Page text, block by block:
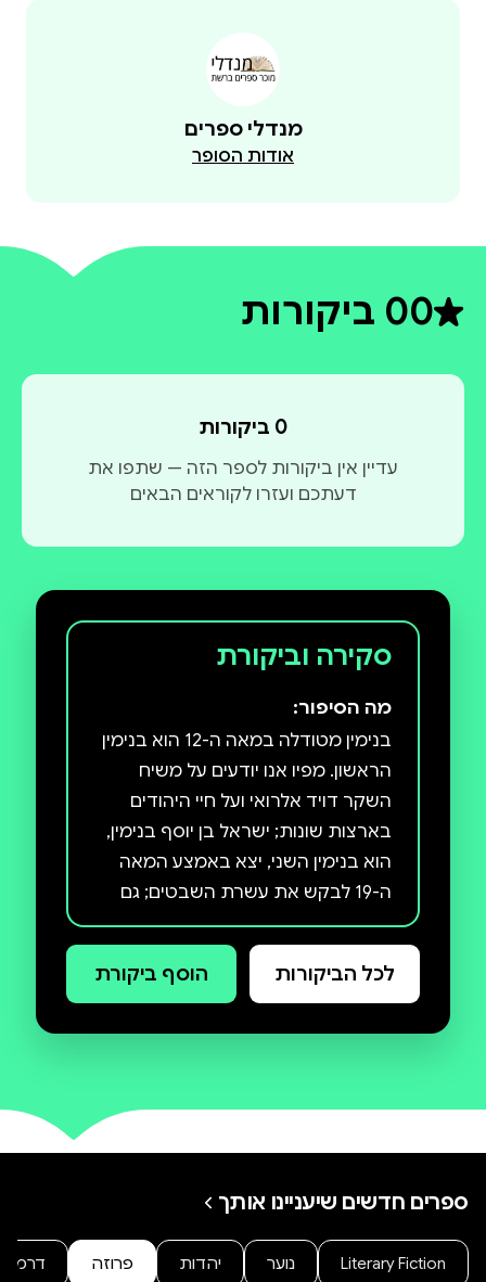
מנדלי ספרים
אודות הסופר
0דירוג ממוצע 0 מתוך 5
0 ביקורות
0 ביקורות
עדיין אין ביקורות לספר הזה — שתפו את
דעתכם ועזרו לקוראים הבאים
סקירה וביקורת
מה הסיפור:
בנימין מטודלה במאה ה-12 הוא בנימין
הראשון. מפיו אנו יודעים על משיח
השקר דויד אלרואי ועל חיי היהודים
בארצות שונות; ישראל בן יוסף בנימין,
הוא בנימין השני, יצא באמצע המאה
ה-19 לבקש את עשרת השבטים; גם
בנימין השלישי של מנדלי מפליג עם
סנדריל, חברו בנסיעה, למרחקים
לבקש את "היהודים האדמונים"
סאטירה חריפה על כל הצדדים
לכל הביקורות הוסף ביקורת
ספרים חדשים שיעניינו אותך
Literary Fiction נוער יהדות פרוזה דרמה